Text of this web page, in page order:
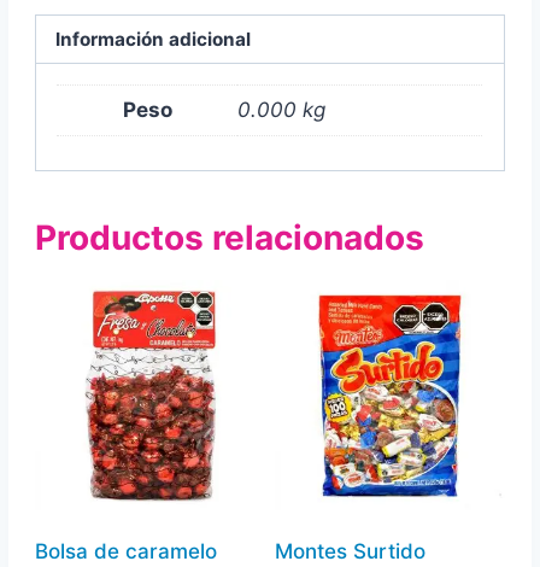
Información adicional
Peso 0.000 kg
Productos relacionados
Bolsa de caramelo
Montes Surtido